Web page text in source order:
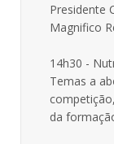
Presidente
Magnifico
14h30 -
Temas a
da